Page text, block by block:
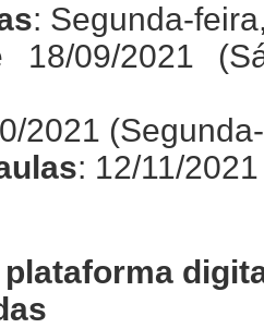
: Segunda-
09/2021
2021
: 12/11/